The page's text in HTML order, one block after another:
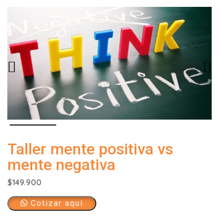
Taller mente positiva vs
mente negativa
$149.900
Cotizar aquí